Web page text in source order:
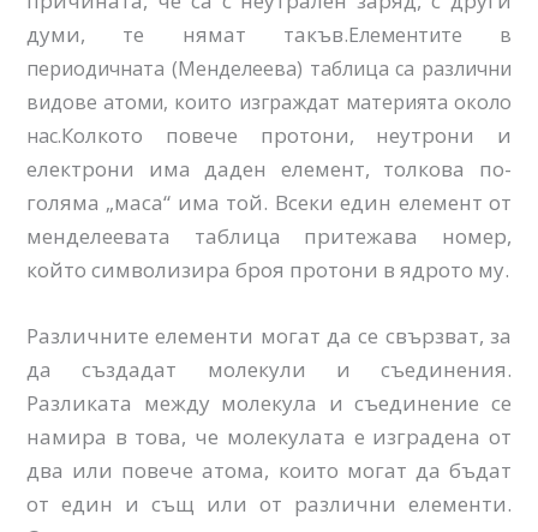
думи, те нямат такъв.Елементите в
периодичната (Менделеева) таблица са различни
видове атоми, които изграждат материята около
нас.Колкото повече протони, неутрони и
електрони има даден елемент, толкова по-
голяма „маса“ има той. Всеки един елемент от
менделеевата таблица притежава номер,
който символизира броя протони в ядрото му.
Различните елементи могат да се свързват, за
да създадат молекули и съединения.
Разликата между молекула и съединение се
намира в това, че молекулата е изградена от
два или повече атома, които могат да бъдат
от един и същ или от различни елементи.